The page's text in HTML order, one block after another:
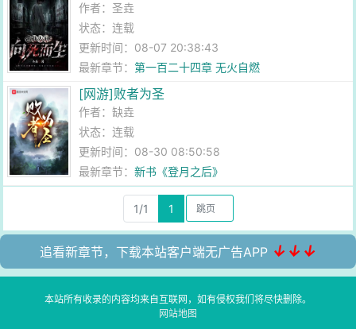
作者：圣垚
状态：连载
更新时间：08-07 20:38:43
最新章节：第一百二十四章 无火自燃
[网游]败者为圣
作者：缺垚
状态：连载
更新时间：08-30 08:50:58
最新章节：新书《登月之后》
1/1 1
追看新章节，下载本站客户端无广告APP ↓↓↓
本站所有收录的内容均来自互联网，如有侵权我们将尽快删除。
网站地图